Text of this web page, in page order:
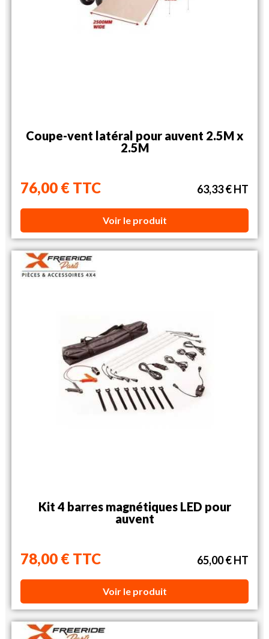
Coupe-vent latéral pour auvent 2.5M x
2.5M
76,00 € TTC 63,33 € HT
Voir le produit
Kit 4 barres magnétiques LED pour
auvent
78,00 € TTC 65,00 € HT
Voir le produit